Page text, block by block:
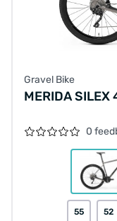
Gravel Bike
MERIDA
0
55 52